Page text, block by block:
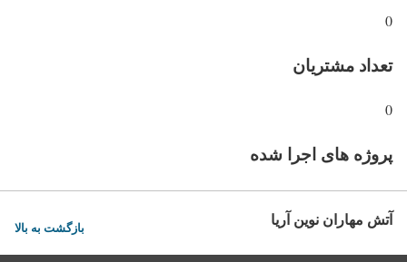
0
تعداد مشتریان
0
پروژه های اجرا شده
آتش مهاران نوین آریا بازگشت به بالا